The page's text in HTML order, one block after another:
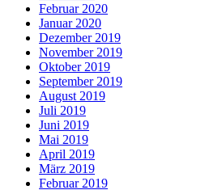
Februar 2020
Januar 2020
Dezember 2019
November 2019
Oktober 2019
September 2019
August 2019
Juli 2019
Juni 2019
Mai 2019
April 2019
März 2019
Februar 2019